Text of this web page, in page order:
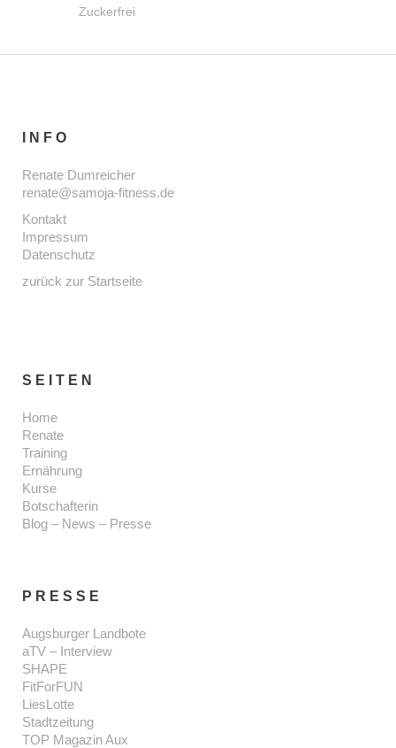
Zuckerfrei
INFO
Renate Dumreicher
renate@samoja-fitness.de
Kontakt
Impressum
Datenschutz
zurück zur Startseite
SEITEN
Home
Renate
Training
Ernährung
Kurse
Botschafterin
Blog – News – Presse
PRESSE
Augsburger Landbote
aTV – Interview
SHAPE
FitForFUN
LiesLotte
Stadtzeitung
TOP Magazin Aux